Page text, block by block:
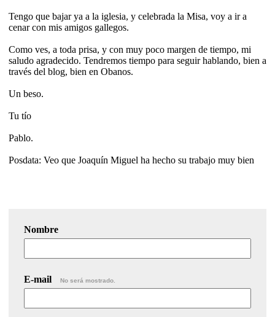
Tengo que bajar ya a la iglesia, y celebrada la Misa, voy a ir a
cenar con mis amigos gallegos.
Como ves, a toda prisa, y con muy poco margen de tiempo, mi
saludo agradecido. Tendremos tiempo para seguir hablando, bien a
través del blog, bien en Obanos.
Un beso.
Tu tío
Pablo.
Posdata: Veo que Joaquín Miguel ha hecho su trabajo muy bien
Nombre
E-mail No será mostrado.